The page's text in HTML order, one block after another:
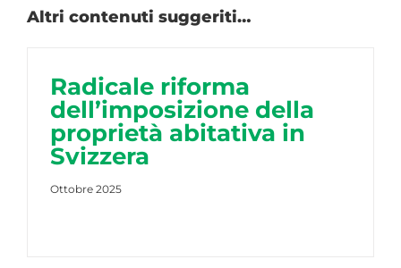
Altri contenuti suggeriti…
Radicale riforma
dell’imposizione della
proprietà abitativa in
Svizzera
Ottobre 2025